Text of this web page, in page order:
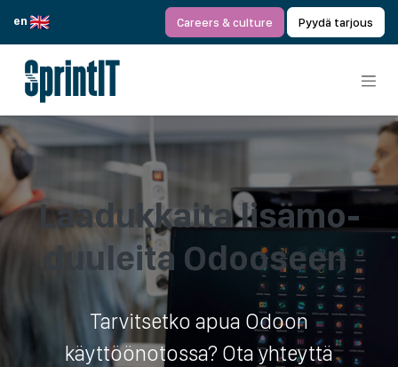
en
Careers & culture Pyydä tarjous
Laa­duk­kai­ta li­sä­mo­
duu­lei­ta Odoo­seen ​
Tarvitsetko apua Odoon
käyttöönotossa? Ota yhteyttä